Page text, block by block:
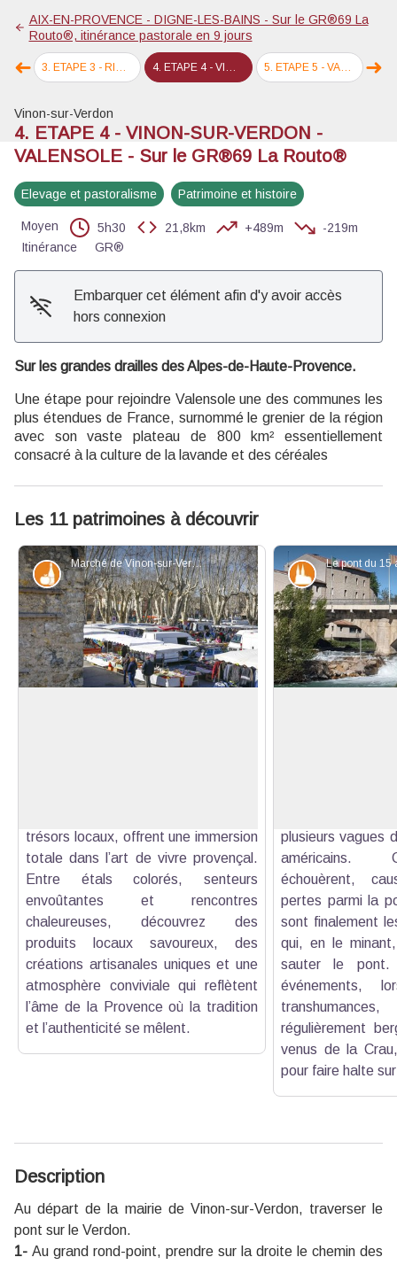
Voir l'image en plein écran
AIX-EN-PROVENCE - DIGNE-LES-BAINS - Sur le GR®69 La
Routo®, itinérance pastorale en 9 jours
➜Étape précédente
3. ETAPE 3 - RIANS - VINON-SUR-VERDON - Sur le GR®69 La Routo 4. ETAPE 4 - VINON-SUR-VERDON - VALENSOLE - Sur le GR®69 La Routo® 5. ETAPE 5 - VALENSOLE - RIEZ - Sur le GR®69 La Routo® 6.
➜
Vinon-sur-Verdon
4. ETAPE 4 - VINON-SUR-VERDON -
VALENSOLE - Sur le GR®69 La Routo®
Elevage et pastoralisme Patrimoine et histoire
Moyen 5h30 21,8km +489m
-219m
Itinérance
GR®
Embarquer cet élément afin d'y avoir accès
hors connexion
Sur les grandes drailles des Alpes-de-Haute-Provence.
Une étape pour rejoindre Valensole une des communes les
plus étendues de France, surnommé le grenier de la région
avec son vaste plateau de 800 km² essentiellement
consacré à la culture de la lavande et des céréales
Les 11 patrimoines à découvrir
Marché de Vinon-sur-Verdon - ©T.Vergoz
Produits du terroir
trésors locaux, offrent une immersion
totale dans l’art de vivre provençal.
Entre étals colorés, senteurs
envoûtantes et rencontres
chaleureuses, découvrez des
produits locaux savoureux, des
créations artisanales uniques et une
atmosphère conviviale qui reflètent
l’âme de la Provence où la tradition
et l’authenticité se mêlent.
Patrimoine
plusieurs vagues
américains.
échouèrent,
pertes parmi la
sont finalement
qui, en le
sauter le
événements,
régulièrement
venus de la
pour faire halte
Description
Au départ de la mairie de Vinon-sur-Verdon, traverser le
pont sur le Verdon.
1- Au grand rond-point, prendre sur la droite le chemin des